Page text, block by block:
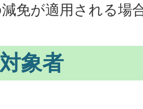
免が適用される場
象者